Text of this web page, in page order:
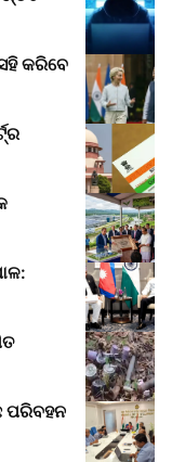
କରିବେ
ପରିବହନ